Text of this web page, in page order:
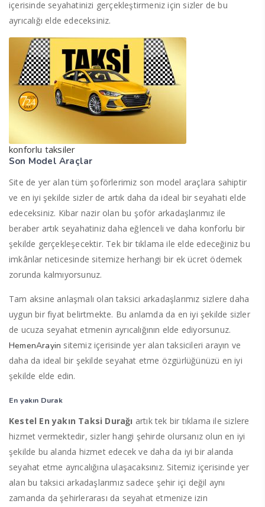
içerisinde seyahatinizi gerçekleştirmeniz için sizler de bu
ayrıcalığı elde edeceksiniz.
konforlu taksiler
Son Model Araçlar
Site de yer alan tüm şoförlerimiz son model araçlara sahiptir
ve en iyi şekilde sizler de artık daha da ideal bir seyahati elde
edeceksiniz. Kibar nazir olan bu şoför arkadaşlarımız ile
beraber artık seyahatiniz daha eğlenceli ve daha konforlu bir
şekilde gerçekleşecektir. Tek bir tıklama ile elde edeceğiniz bu
imkânlar neticesinde sitemize herhangi bir ek ücret ödemek
zorunda kalmıyorsunuz.
Tam aksine anlaşmalı olan taksici arkadaşlarımız sizlere daha
uygun bir fiyat belirtmekte. Bu anlamda da en iyi şekilde sizler
de ucuza seyahat etmenin ayrıcalığının elde ediyorsunuz.
HemenArayin sitemiz içerisinde yer alan taksicileri arayın ve
daha da ideal bir şekilde seyahat etme özgürlüğünüzü en iyi
şekilde elde edin.
En yakın Durak
Kestel En yakın Taksi Durağı artık tek bir tıklama ile sizlere
hizmet vermektedir, sizler hangi şehirde olursanız olun en iyi
şekilde bu alanda hizmet edecek ve daha da iyi bir alanda
seyahat etme ayrıcalığına ulaşacaksınız. Sitemiz içerisinde yer
alan bu taksici arkadaşlarımız sadece şehir içi değil aynı
zamanda da şehirlerarası da seyahat etmenize izin